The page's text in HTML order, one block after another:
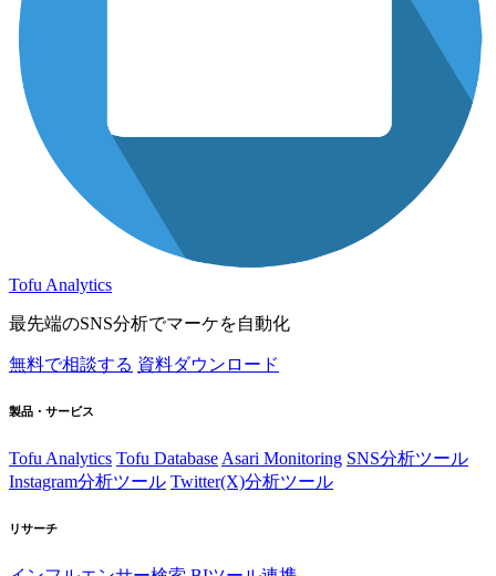
Tofu Analytics
最先端のSNS分析でマーケを自動化
無料で相談する 資料ダウンロード
製品・サービス
Tofu Analytics Tofu Database Asari Monitoring SNS分析ツール
Instagram分析ツール Twitter(X)分析ツール
リサーチ